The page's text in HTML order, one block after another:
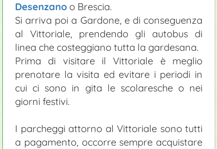
Desenzano o Brescia.
Si arriva poi a Gardone, e di conseguenza
al Vittoriale, prendendo gli autobus di
linea che costeggiano tutta la gardesana.
Prima di visitare il Vittoriale è meglio
prenotare la visita ed evitare i periodi in
cui ci sono in gita le scolaresche o nei
giorni festivi.
I parcheggi attorno al Vittoriale sono tutti
a pagamento, occorre sempre acquistare